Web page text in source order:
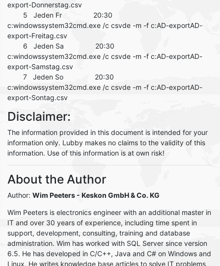
export-Donnerstag.csv
5 Jeden Fr 20:30
c:windowssystem32cmd.exe /c csvde -m -f c:AD-exportAD-
export-Freitag.csv
6 Jeden Sa 20:30
c:windowssystem32cmd.exe /c csvde -m -f c:AD-exportAD-
export-Samstag.csv
7 Jeden So 20:30
c:windowssystem32cmd.exe /c csvde -m -f c:AD-exportAD-
export-Sontag.csv
Disclaimer:
The information provided in this document is intended for your
information only. Lubby makes no claims to the validity of this
information. Use of this information is at own risk!
About the Author
Author: Wim Peeters - Keskon GmbH & Co. KG
Wim Peeters is electronics engineer with an additional master in
IT and over 30 years of experience, including time spent in
support, development, consulting, training and database
administration. Wim has worked with SQL Server since version
6.5. He has developed in C/C++, Java and C# on Windows and
Linux. He writes knowledge base articles to solve IT problems